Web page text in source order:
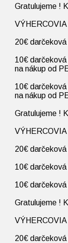
Gratulujeme !
VÝHERCOVIA
20€
10€
na nákup od
10€
na nákup od
Gratulujeme !
VÝHERCOVIA
20€
10€
10€
Gratulujeme !
VÝHERCOVIA
20€